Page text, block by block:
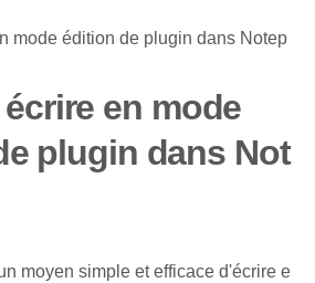
en mode
plugin dans Not
moyen simple et efficace d'écrire e